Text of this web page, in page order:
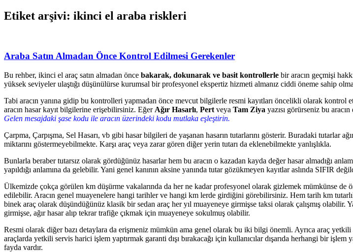
Etiket arşivi: ikinci el araba riskleri
Araba Satın Almadan Önce Kontrol Edilmesi Gerekenler
Bu rehber, ikinci el araç satın almadan önce bakarak, dokunarak ve basit kontrollerle bir aracın geçmişi
yüksek seviyeler ulaştığı düşünülürse kurumsal bir profesyonel ekspertiz hizmeti almanız ciddi öneme sahip
Tabi aracın yanına gidip bu kontrolleri yapmadan önce mevcut bilgilerle resmi kayıtları öncelikli olarak kontrol
aracın hasar kayıt bilgilerine erişebilirsiniz. Eğer Ağır Hasarlı, Pert veya Tam Ziya yazısı görürseniz bu
Gelen mesajdaki şase kodu ile aracın üzerindeki kodu mutlaka eşleştirin.
Çarpma, Çarpışma, Sel Hasarı, vb gibi hasar bilgileri de yaşanan hasarın tutarlarını gösterir. Buradaki tutarlar
miktarını göstermeyebilmekte. Karşı araç veya zarar gören diğer yerin tutarı da eklenebilmekte yanlışlıkla.
Bunlarla beraber tutarsız olarak gördüğünüz hasarlar hem bu aracın o kazadan kayda değer hasar almadığı
yapıldığı anlamına da gelebilir. Yani genel kanının aksine yanında tutar gözükmeyen kayıtlar aslında SIFIR
Ülkemizde çokça görülen km düşürme vakalarında da her ne kadar profesyonel olarak gizlemek mümkünse de
edilebilir. Aracın genel muayenelere hangi tarihler ve hangi km lerde girdiğini görebilirsiniz. Hem tarih km
binek araç olarak düşündüğünüz klasik bir sedan araç her yıl muayeneye girmişse taksi olarak çalışmış
girmişse, ağır hasar alıp tekrar trafiğe çıkmak için muayeneye sokulmuş olabilir.
Resmi olarak diğer bazı detaylara da erişmeniz mümkün ama genel olarak bu iki bilgi önemli. Ayrıca araç
araçlarda yetkili servis harici işlem yaptırmak garanti dışı bırakacağı için kullanıcılar dışarıda herhangi bir
fayda vardır.